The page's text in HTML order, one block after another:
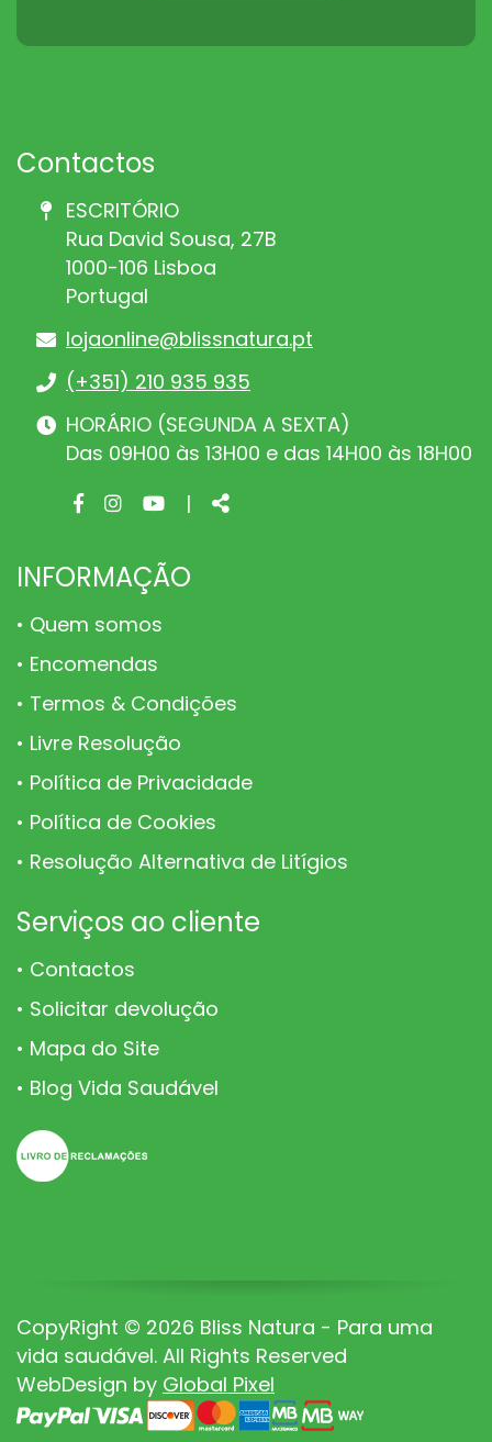
Contactos
ESCRITÓRIO
Rua David Sousa, 27B
1000-106 Lisboa
Portugal
lojaonline@blissnatura.pt
(+351) 210 935 935
HORÁRIO (SEGUNDA A SEXTA)
Das 09H00 às 13H00 e das 14H00 às 18H00
Facebook
Instagram
Youtube
| Share
INFORMAÇÃO
Quem somos
Encomendas
Termos & Condições
Livre Resolução
Política de Privacidade
Política de Cookies
Resolução Alternativa de Litígios
Serviços ao cliente
Contactos
Solicitar devolução
Mapa do Site
Blog Vida Saudável
CopyRight © 2026 Bliss Natura - Para uma
vida saudável. All Rights Reserved
WebDesign by Global Pixel